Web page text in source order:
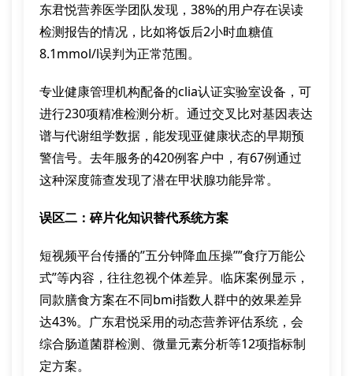
东君悦营养医学团队发现，38%的用户存在误读
检测报告的情况，比如将饭后2小时血糖值
8.1mmol/l误判为正常范围。
专业健康管理机构配备的clia认证实验室设备，可
进行230项精准检测分析。通过交叉比对基因表达
谱与代谢组学数据，能发现亚健康状态的早期预
警信号。去年服务的420例客户中，有67例通过
这种深度筛查发现了潜在甲状腺功能异常。
误区二：碎片化知识替代系统方案
短视频平台传播的”五分钟降血压操””食疗万能公
式”等内容，往往忽视个体差异。临床案例显示，
同款膳食方案在不同bmi指数人群中的效果差异
达43%。广东君悦采用的动态营养评估系统，会
综合肠道菌群检测、微量元素分析等12项指标制
定方案。